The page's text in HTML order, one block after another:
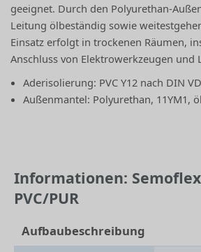
geeignet. Durch den Polyurethan-
Leitung ölbeständig sowie
Einsatz erfolgt in trockenen Räumen,
Anschluss von Elektrowerkzeugen und
Aderisolierung: PVC Y12 nach DIN
Außenmantel: Polyurethan, 11YM1,
Informationen:
PVC/PUR
Aufbaubeschreibung